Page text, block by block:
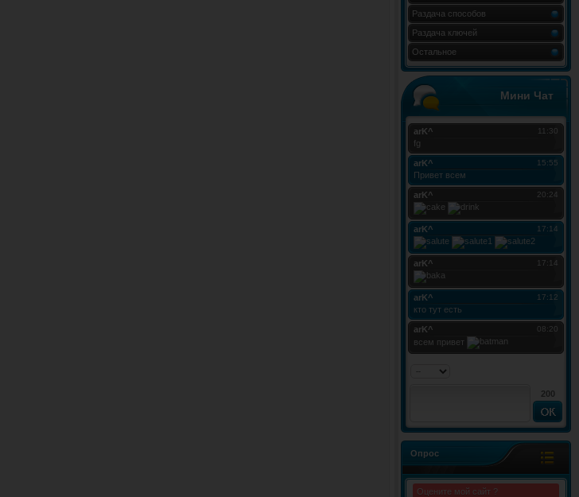
Раздача способов
Раздача ключей
Остальное
Мини Чат
200
Опрос
Оцените мой сайт ?